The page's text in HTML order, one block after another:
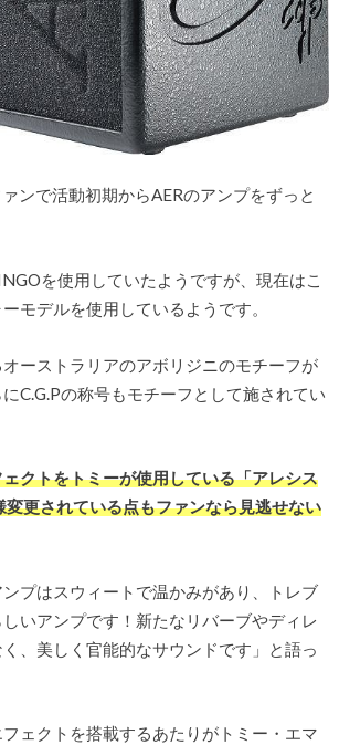
ンで活動初期からAERのアンプをずっと
を使用していたようですが、現在はこ
モデルを使用しているようです。
オーストラリアのアボリジニのモチーフが
C.G.Pの称号もモチーフとして施されてい
クトをトミーが使用している「アレシス
更されている点もファンなら見逃せない
ンプはスウィートで温かみがあり、トレブ
いアンプです！新たなリバーブやディレ
、美しく官能的なサウンドです」と語っ
ェクトを搭載するあたりがトミー・エマ